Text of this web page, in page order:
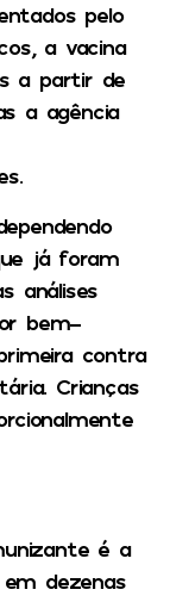
pelo
a vacina
a partir de
a agência
já foram
análises
bem-
contra
Crianças
é a
dezenas